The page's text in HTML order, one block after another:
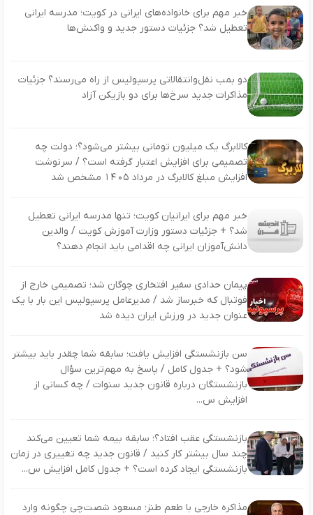
خبر مهم برای خانواده‌های ایرانی در کویت؛ مدرسه ایرانی
تعطیل شد؟ جزئیات دستور جدید و واکنش‌ها
دو بمب نقل‌وانتقالاتی پرسپولیس از راه می‌رسند؟ جزئیات
مذاکرات جدید سرخ‌ها برای دو بازیکن آزاد
کالابرگ یک میلیون تومانی بیشتر می‌شود؟؛ دولت چه
تصمیمی برای افزایش اعتبار گرفته است؟ / سرنوشت
افزایش مبلغ کالابرگ در مرداد ۱۴۰۵ مشخص شد
خبر مهم برای ایرانیان کویت؛ تنها مدرسه ایرانی تعطیل
شد؟ + جزئیات دستور وزارت آموزش کویت / والدین
دانش‌آموزان ایرانی چه اقدامی باید انجام دهند؟
پیمان حدادی سفیر افتخاری چوگان شد؛ تصمیمی خارج از
فوتبال که خبرساز شد / مدیرعامل پرسپولیس این بار با یک
عنوان جدید در ورزش ایران دیده شد
سن بازنشستگی افزایش یافت؛ سابقه شما چقدر باید بیشتر
شود؟ + جدول کامل / پاسخ به مهم‌ترین سؤال
بازنشستگان درباره قانون جدید سنوات / چه کسانی از
افزایش س...
بازنشستگی عقب افتاد؟؛ سابقه بیمه شما تعیین می‌کند
چند سال بیشتر کار کنید / قانون جدید چه تغییری در زمان
بازنشستگی ایجاد کرده است؟ + جدول کامل افزایش س...
مذاکره خارجی با طعم طنز؛ مسعود شصت‌چی چگونه وارد